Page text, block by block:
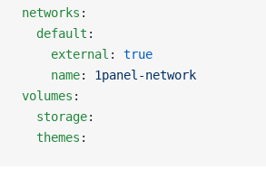
networks :
  default
:
    external
: true
    name
: 1panel-network
volumes :
  storage
:
  themes
: